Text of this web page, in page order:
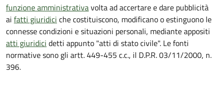
funzione amministrativavolta ad accertare e dare pubblicità
ai fatti giuridici che costituiscono, modificano o estinguono le
connesse condizioni e situazioni personali, mediante appositi
atti giuridici detti appunto "atti di stato civile". Le fonti
normative sono gli artt. 449-455 c.c., il D.P.R. 03/11/2000, n.
396.